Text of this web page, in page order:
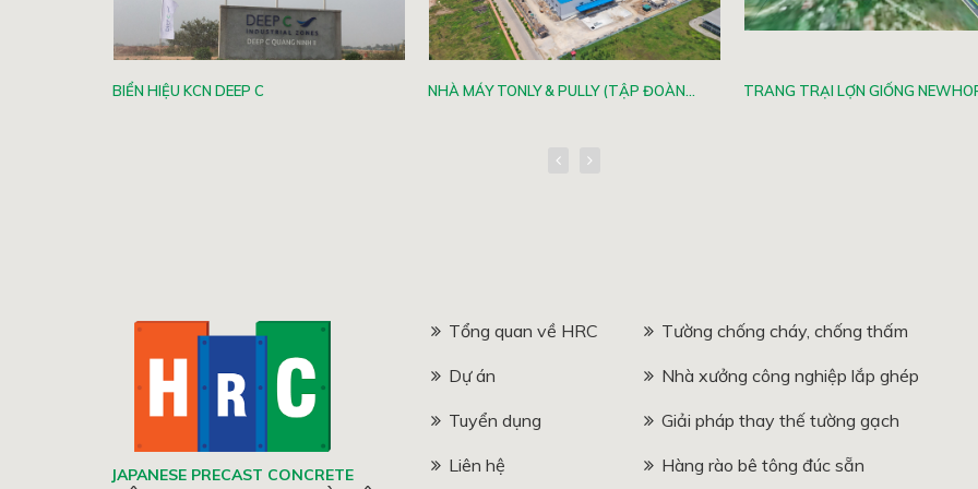
BIỂN HIỆU KCN DEEP C NHÀ MÁY TONLY & PULLY (TẬP ĐOÀN... TRANG TRẠI LỢN GIỐNG
JAPANESE PRECAST CONCRETE
Tổng quan về HRC
Dự án
Tuyển dụng
Liên hệ
Tường chống cháy, chống thấm
Nhà xưởng công nghiệp lắp ghép
Giải pháp thay thế tường gạch
Hàng rào bê tông đúc sẵn